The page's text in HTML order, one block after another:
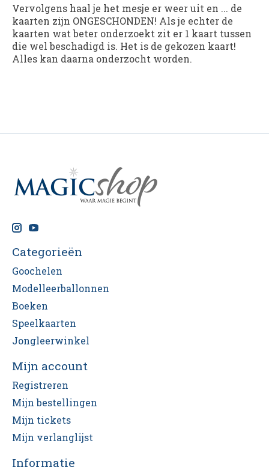
Vervolgens haal je het mesje er weer uit en ... de
kaarten zijn ONGESCHONDEN! Als je echter de
kaarten wat beter onderzoekt zit er 1 kaart tussen
die wel beschadigd is. Het is de gekozen kaart!
Alles kan daarna onderzocht worden.
Categorieën
Goochelen
Modelleerballonnen
Boeken
Speelkaarten
Jongleerwinkel
Mijn account
Registreren
Mijn bestellingen
Mijn tickets
Mijn verlanglijst
Informatie